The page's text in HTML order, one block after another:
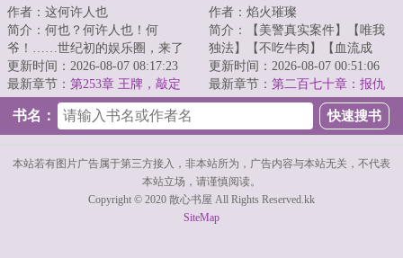
作者：这何许人也
简介：何也？何许人也！何
爷！……世纪初的娱乐圈，来了
位爷，路子很野！ps：导演起步
文、资本玩家，单女...
更新时间：2026-08-07 08:17:23
最新章节： 第253章 王牌，敲定
（六千字，求月票~）
作者：焰火璀璨
简介：【美警真实案件】【唯我
独法】【不吃牛肉】【血流成
河】【多女】这里是穷人的地
狱，富人的天堂，罪...
更新时间：2026-08-07 00:51:06
最新章节： 第二百七十章：报仇
不隔夜！（求月票）
书名：
本站若有图片广告属于第三方接入，非本站所为，广告内容与本站无关，不代表
本站立场，请谨慎阅读。
Copyright © 2020 散心书屋 All Rights Reserved.kk
SiteMap